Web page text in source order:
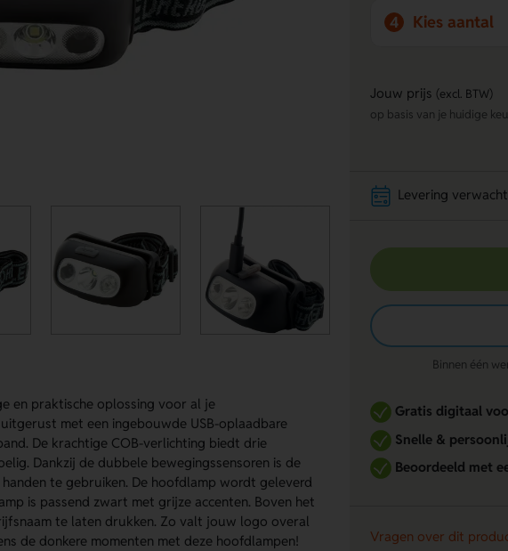
en praktische oplossing voor al je
met een ingebouwde USB-oplaadbare
De krachtige COB-verlichting biedt drie
Dankzij de dubbele bewegingssensoren is de
te gebruiken. De hoofdlamp wordt geleverd
is passend zwart met grijze accenten. Boven het
te laten drukken. Zo valt jouw logo overal
de donkere momenten met deze hoofdlampen!
4 Kies aantal
Jouw prijs (excl. BTW)
op basis van je huidige
Levering
Binnen één
Gratis digitaal
Snelle &
Beoordeeld met
Vragen over dit